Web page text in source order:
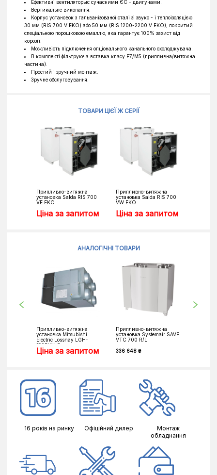
Ефективні вентиляторыс сучасними ЄС - двигунами.
Вертикальне виконання.
Корпус установок з гальванізованої сталі зі звуко - і теплоізоляцією
30 мм (RIS 700 V EKO) або 50 мм (RIS 1200-2200 V EKO), покритий
спеціальною порошковою емаллю, яка гарантує 100% захист від
корозії.
Можливість підключення опціонального канального охолоджувача.
В комплекті фільтруюча вставка класу F7/М5 (припливна/витяжна
частина).
Простий і зручний монтаж.
Зручне обслуговування.
ТОВАРИ ЦІЄЇ Ж СЕРІЇ
Припливно-витяжна
установка Salda RIS 700
VE EKO
Ціна за запитом
Припливно-витяжна
установка Salda RIS 700
VW EKO
Ціна за запитом
АНАЛОГІЧНІ ТОВАРИ
Припливно-витяжна
установка Mitsubishi
Electric Lossnay LGH-
150RVX-E
Ціна за запитом
Припливно-витяжна
установка Systemair SAVE
VTC 700 R/L
336 648 ₴
16 років на ринку Офіційний дилер
Монтаж
обладнання